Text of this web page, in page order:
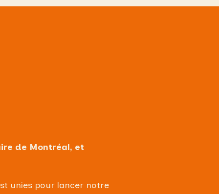
de Montréal, et
unies pour lancer notre